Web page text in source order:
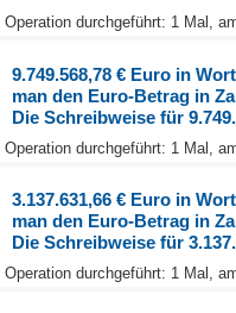
Operation durchgeführt: 1 Mal,
9.749.568,78 € Euro in
man den Euro-Betrag in
Die Schreibweise für
Operation durchgeführt: 1 Mal,
3.137.631,66 € Euro in
man den Euro-Betrag in
Die Schreibweise für
Operation durchgeführt: 1 Mal,